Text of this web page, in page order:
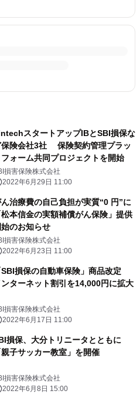
スタートアップIBとSBI損保な
保険会社3社 保険契約管理プラッ
フォーム共同プロジェクトを開始
損害保険株式会社
2022年6月29日 11:00
治療費の自己負担が実質“0 円”に
松本信金の実額補償がん保険」提供
始のお知らせ
損害保険株式会社
2022年6月23日 11:00
SBI損保の自動車保険」商品改定
ンターネット割引を14,000円に拡大
損害保険株式会社
2022年6月17日 11:00
損保、大分トリニータとともに
親子サッカー教室」を開催
損害保険株式会社
2022年6月8日 15:00